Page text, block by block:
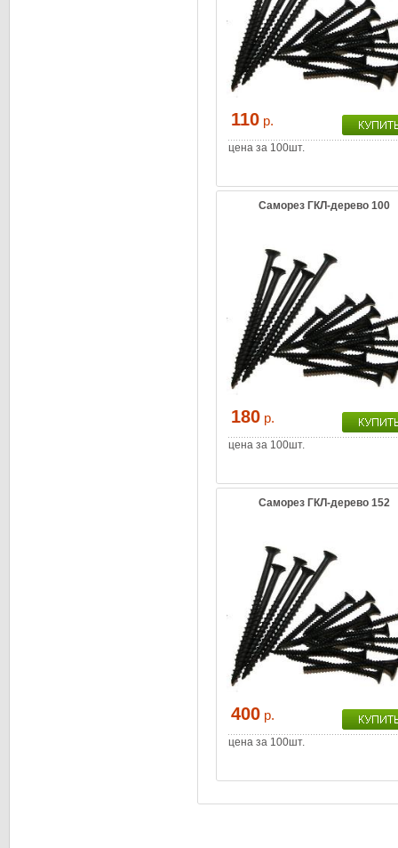
110 р.
цена за 100шт.
Саморез ГКЛ-дерево 100
180 р.
цена за 100шт.
Саморез ГКЛ-дерево 152
400 р.
цена за 100шт.